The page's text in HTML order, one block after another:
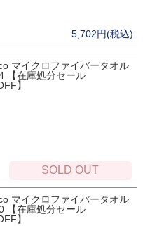
5,702円(税込)
マイクロファイバータオル
【在庫処分セール
】
SOLD OUT
マイクロファイバータオル
【在庫処分セール
】